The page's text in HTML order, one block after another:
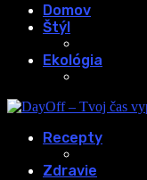
Domov
Štýl
Ekológia
Recepty
Zdravie